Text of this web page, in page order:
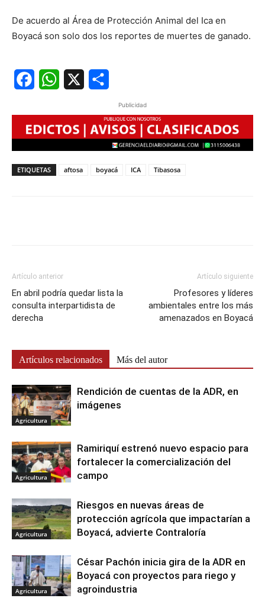
De acuerdo al Área de Protección Animal del Ica en
Boyacá son solo dos los reportes de muertes de ganado.
Publicidad
ETIQUETAS aftosa boyacá ICA Tibasosa
Artículo anterior
En abril podría quedar lista la
consulta interpartidista de
derecha
Artículo siguiente
Profesores y líderes
ambientales entre los más
amenazados en Boyacá
Artículos relacionados Más del autor
Agricultura
Rendición de cuentas de la ADR, en
imágenes
Agricultura
Ramiriquí estrenó nuevo espacio para
fortalecer la comercialización del
campo
Agricultura
Riesgos en nuevas áreas de
protección agrícola que impactarían a
Boyacá, advierte Contraloría
Agricultura
César Pachón inicia gira de la ADR en
Boyacá con proyectos para riego y
agroindustria